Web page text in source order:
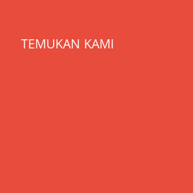
TEMUKAN KAMI